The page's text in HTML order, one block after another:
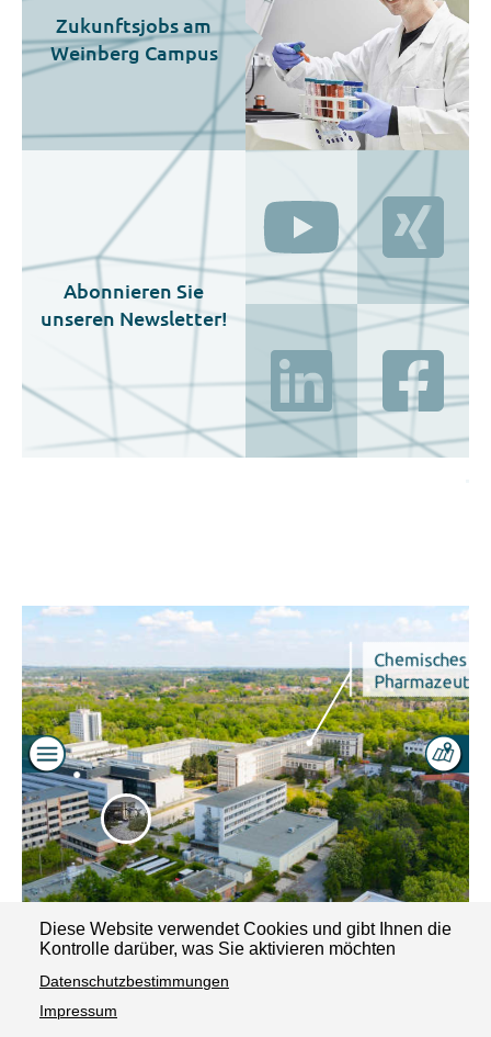
Diese Website verwendet Cookies und gibt Ihnen die
Kontrolle darüber, was Sie aktivieren möchten
Datenschutzbestimmungen
Impressum
Zukunftsjobs am
Weinberg Campus
Abonnieren Sie
unseren Newsletter!